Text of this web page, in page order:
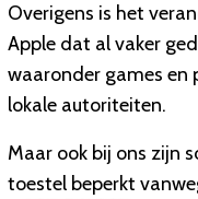
Overigens is het
Apple dat al vaker
waaronder games en
lokale autoriteiten.
Maar ook bij ons zijn
toestel beperkt